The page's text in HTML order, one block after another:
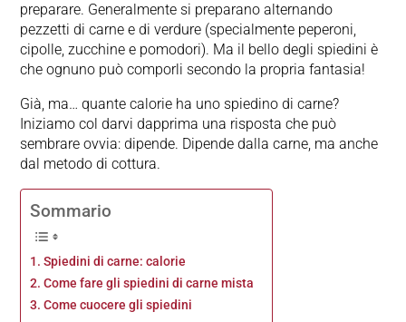
preparare. Generalmente si preparano alternando
pezzetti di carne e di verdure (specialmente peperoni,
cipolle, zucchine e pomodori). Ma il bello degli spiedini è
che ognuno può comporli secondo la propria fantasia!
Già, ma… quante calorie ha uno spiedino di carne?
Iniziamo col darvi dapprima una risposta che può
sembrare ovvia: dipende. Dipende dalla carne, ma anche
dal metodo di cottura.
Sommario
Spiedini di carne: calorie
Come fare gli spiedini di carne mista
Come cuocere gli spiedini